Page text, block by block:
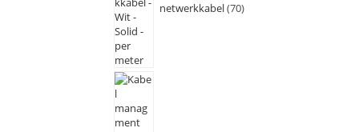
netwerkkabel 70